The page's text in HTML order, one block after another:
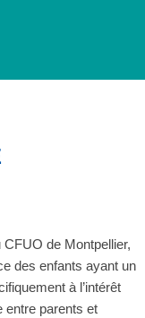
CFUO de Montpellier,
des enfants ayant un
à l’intérêt
entre parents et